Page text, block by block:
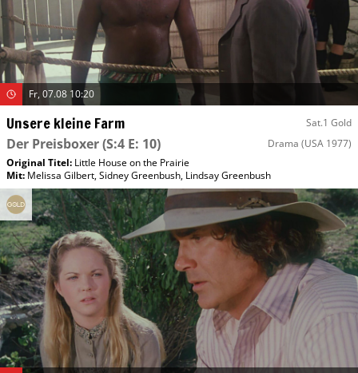
Fr, 07.08 10:20
Unsere kleine Farm Sat.1 Gold
Der Preisboxer(S:4 E: 10) Drama (USA 1977)
Original Titel: Little House on the Prairie
Mit: Melissa Gilbert,Sidney Greenbush, Lindsay Greenbush